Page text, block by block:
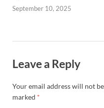
September 10, 2025
Leave a Reply
Your email address will not
marked *